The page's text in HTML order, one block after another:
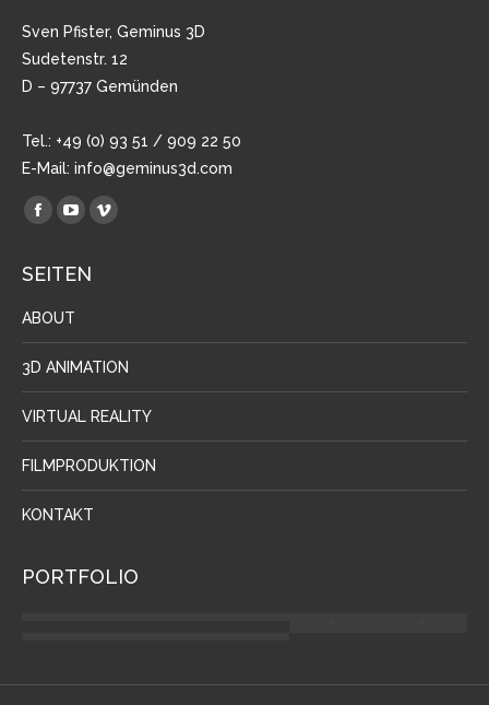
Sven Pfister, Geminus 3D
Sudetenstr. 12
D – 97737 Gemünden
Tel.: +49 (0) 93 51 / 909 22 50
E-Mail: info@geminus3d.com
Finden Sie uns auf:
Facebook
opens
in
window
YouTube
opens
in
window
Vimeo
window
SEITEN
ABOUT
3D ANIMATION
VIRTUAL REALITY
FILMPRODUKTION
KONTAKT
PORTFOLIO